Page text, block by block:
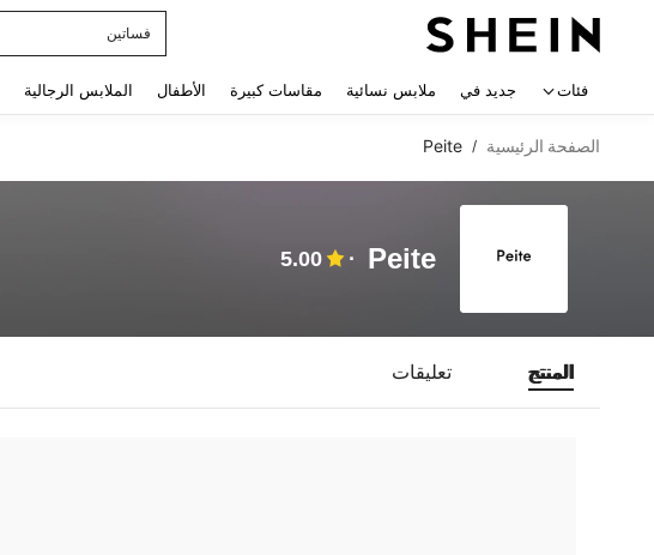
فساتين
فئات جديد في ملابس نسائية مقاسات كبيرة الأطفال الملابس الرجالية
الصفحة الرئيسية /
Peite
Peite
5.00
المنتج تعليقات